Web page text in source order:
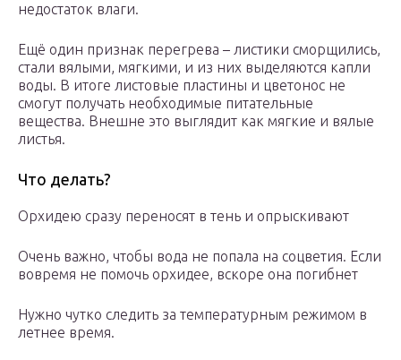
недостаток влаги.
Ещё один признак перегрева – листики сморщились,
стали вялыми, мягкими, и из них выделяются капли
воды. В итоге листовые пластины и цветонос не
смогут получать необходимые питательные
вещества. Внешне это выглядит как мягкие и вялые
листья.
Что делать?
Орхидею сразу переносят в тень и опрыскивают
Очень важно, чтобы вода не попала на соцветия. Если
вовремя не помочь орхидее, вскоре она погибнет
Нужно чутко следить за температурным режимом в
летнее время.